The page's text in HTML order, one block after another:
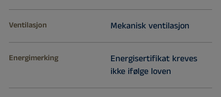
Ventilasjon Mekanisk ventilasjon
Energimerking
Energisertifikat kreves
ikke ifølge loven